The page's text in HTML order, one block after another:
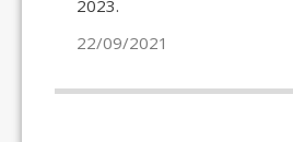
2023.
22/09/2021